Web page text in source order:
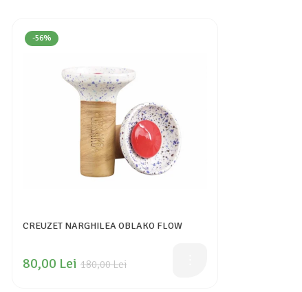
-56%
CREUZET NARGHILEA OBLAKO FLOW
180,00 Lei
80,00 Lei